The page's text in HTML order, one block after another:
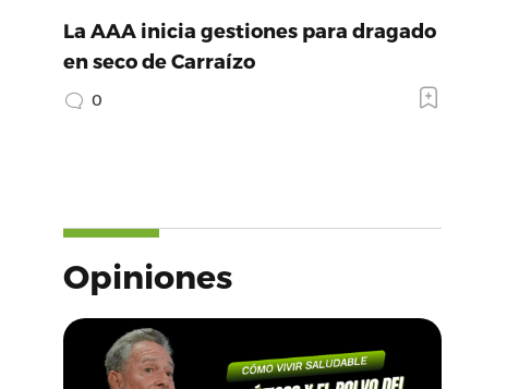
La AAA inicia gestiones para dragado
en seco de Carraízo
0
Opiniones